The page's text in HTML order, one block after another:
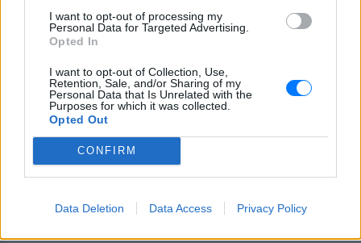
I want to opt-out of processing my
Personal Data for Targeted Advertising.
Opted In
I want to opt-out of Collection, Use,
Retention, Sale, and/or Sharing of my
Personal Data that Is Unrelated with the
Purposes for which it was collected.
Opted Out
CONFIRM
Data Deletion Data Access Privacy Policy
Καταδίωξη στο κέντρο της
Θεσσαλονίκης: Έσπασαν το
ΑΘΛΗΤΙΣΜΌΣ ΣΉΜΕΡΑ
Εξαιτίας των υψηλών ταχυτήτων το
λευκό όχημα έχασε τον έλεγχο και
ΑΘΛΗΤΙΣΜΌΣ